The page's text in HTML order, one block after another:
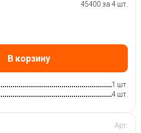
45400 за 4 шт.
В корзину
1 шт.
4 шт.
Арт: